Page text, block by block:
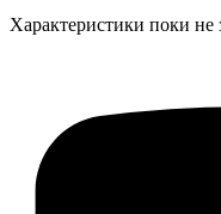
Характеристики поки не